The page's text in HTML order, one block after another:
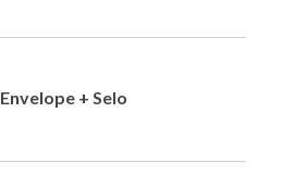
Envelope + Selo